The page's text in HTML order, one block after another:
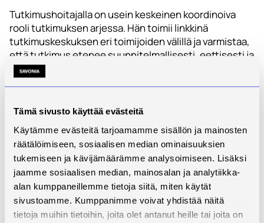
Tämä sivusto käyttää evästeitä
Käytämme evästeitä tarjoamamme sisällön ja mainosten
räätälöimiseen, sosiaalisen median ominaisuuksien
tukemiseen ja kävijämäärämme analysoimiseen. Lisäksi
jaamme sosiaalisen median, mainosalan ja analytiikka-
alan kumppaneillemme tietoja siitä, miten käytät
sivustoamme. Kumppanimme voivat yhdistää näitä
tietoja muihin tietoihin, joita olet antanut heille tai joita on
Tutkimushoitajalla on usein keskeinen koordinoiva
rooli tutkimuksen arjessa. Hän toimii linkkinä
tutkimuskeskuksen eri toimijoiden välillä ja varmistaa,
että tutkimus etenee suunnitelmallisesti, eettisesti ja
ICH-GCP:n mukaisesti (Koskinen 2026).
Koulutus on
tarkoitettu kaikille
terveydenhuollon
ammattiryhmille
Koulutuksen tavoitteena on, että osallistujat
hankkivat vahvan perusosaaminen muun muassa
kliinisistä lääketutkimuksista ja valmiudet toimia